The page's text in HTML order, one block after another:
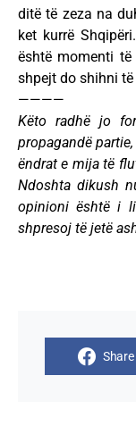
ditë të zeza na
ket kurrë
është momenti
shpejt do shihni
————
Këto radhë jo
propagandë
ëndrat e mija të
Ndoshta dikush
opinioni është i
shpresoj të jetë
Share